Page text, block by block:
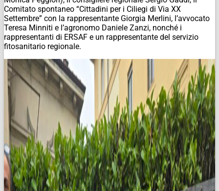
Comitato spontaneo “Cittadini per i Ciliegi di Via XX
Settembre” con la rappresentante Giorgia Merlini, l’avvocato
Teresa Minniti e l’agronomo Daniele Zanzi, nonché i
rappresentanti di ERSAF e un rappresentante del servizio
fitosanitario regionale.